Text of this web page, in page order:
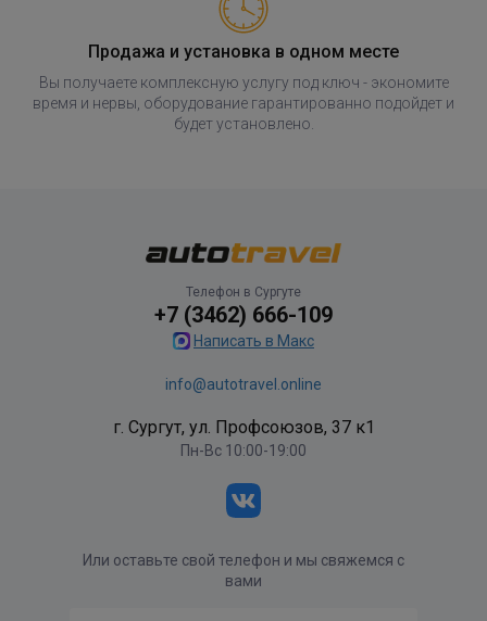
Продажа и установка в одном месте
Вы получаете комплексную услугу под ключ - экономите
время и нервы, оборудование гарантированно подойдет и
будет установлено.
Телефон в Сургуте
+7 (3462) 666-109
Написать в Макс
info@autotravel.online
г. Сургут, ул. Профсоюзов, 37 к1
Пн-Вс 10:00-19:00
Или оставьте свой телефон и мы свяжемся с
вами